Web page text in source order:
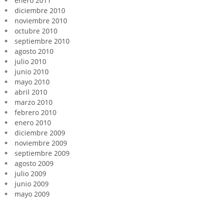
diciembre 2010
noviembre 2010
octubre 2010
septiembre 2010
agosto 2010
julio 2010
junio 2010
mayo 2010
abril 2010
marzo 2010
febrero 2010
enero 2010
diciembre 2009
noviembre 2009
septiembre 2009
agosto 2009
julio 2009
junio 2009
mayo 2009